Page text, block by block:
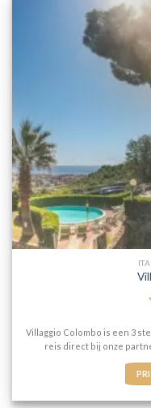
Villaggio Colombo is een 3
reis direct bij onze